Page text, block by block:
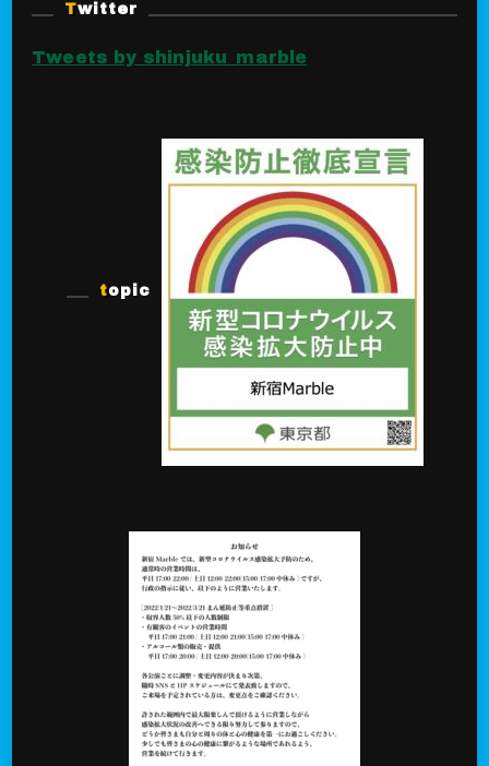
Twitter
Tweets by shinjuku_marble
topic